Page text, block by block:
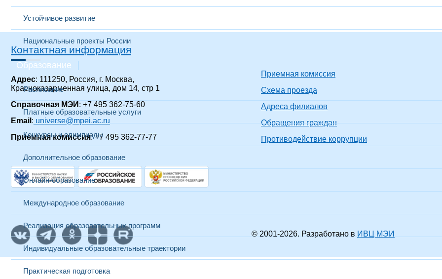
Устойчивое развитие
Национальные проекты России
Образование
Расписание
Платные образовательные услуги
Конкурсы и олимпиады
Дополнительное образование
Онлайн-образование
Международное образование
Реализация образовательных программ
Индивидуальные образовательные траектории
Практическая подготовка
Контактная информация
Адрес: 111250, Россия, г. Москва,
Красноказарменная улица, дом 14, стр 1
Справочная МЭИ : +7 495 362-75-60
Email : universe@mpei.ac.ru
Приемная комиссия: +7 495 362-77-77
Приемная комиссия
Схема проезда
Адреса филиалов
Обращения граждан
Противодействие коррупции
© 2001-2026. Разработано в ИВЦ МЭИ